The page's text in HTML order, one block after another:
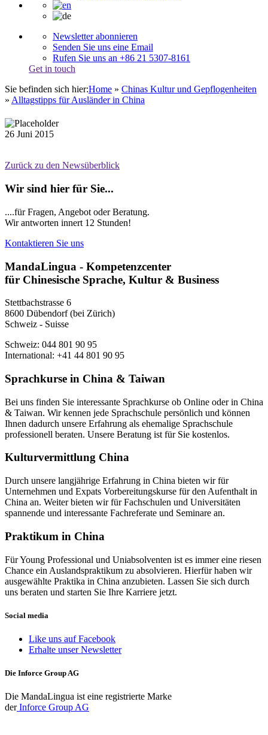
Newsletter abonnieren
Senden Sie uns eine Email
Rufen Sie uns an +86 21 5307-8161
Get in touch
Sie befinden sich hier:Home » Chinas Kultur und Gepflogenheiten
» Alltagstipps für Ausländer in China
26 Juni 2015
Zurück zu den Newsüberblick
Wir sind hier für Sie...
....für Fragen, Angebot oder Beratung.
Wir antworten innert 12 Stunden!
Kontaktieren Sie uns
MandaLingua - Kompetenzcenter
für Chinesische Sprache, Kultur & Business
Stettbachstrasse 6
8600 Dübendorf (bei Zürich)
Schweiz - Suisse
Schweiz: 044 801 90 95
International: +41 44 801 90 95
Sprachkurse in China & Taiwan
Bei uns finden Sie interessante Sprachkurse ob Online oder in China
& Taiwan. Wir kennen jede Sprachschule persönlich und können
Ihnen dadurch unsere Erfahrung als ehemalige Sprachschule
professionell beraten. Unsere Beratung ist für Sie kostenlos.
Kulturvermittlung China
Durch unsere langjährige Erfahrung in China bieten wir für
Unternehmen und Expats Vorbereitungskurse für den Aufenthalt in
China an. Weiter bieten wir für Fachschulen und Universitäten
spannende und interessante Fachreferate und Seminare an.
Praktikum in China
Für Young Professional und Uniabsolventen ist es immer eine riesen
Chance ein Auslandspraktikum zu absolvieren. Hierfür haben wir
ausgewählte Praktika in China anzubieten. Lassen Sie sich durch
uns beraten und starten Sie Ihre Karriere jetzt.
Social media
Like uns auf Facebook
Erhalte unser Newsletter
Die Inforce Group AG
Die MandaLingua ist eine registrierte Marke
derInforce Group AG